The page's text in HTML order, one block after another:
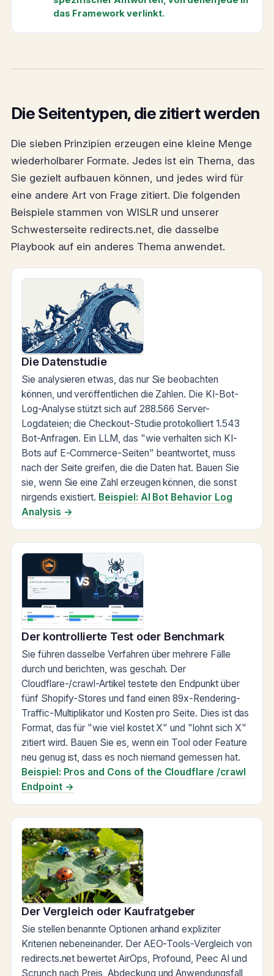
das Framework verlinkt.
Die Seitentypen, die zitiert werden
Die sieben Prinzipien erzeugen eine kleine Menge
wiederholbarer Formate. Jedes ist ein Thema, das
Sie gezielt aufbauen können, und jedes wird für
eine andere Art von Frage zitiert. Die folgenden
Beispiele stammen von WISLR und unserer
Schwesterseite redirects.net, die dasselbe
Playbook auf ein anderes Thema anwendet.
Die Datenstudie
Sie analysieren etwas, das nur Sie beobachten
können, und veröffentlichen die Zahlen. Die KI-Bot-
Log-Analyse stützt sich auf 288.566 Server-
Logdateien; die Checkout-Studie protokolliert 1.543
Bot-Anfragen. Ein LLM, das "wie verhalten sich KI-
Bots auf E-Commerce-Seiten" beantwortet, muss
nach der Seite greifen, die die Daten hat. Bauen Sie
sie, wenn Sie eine Zahl erzeugen können, die sonst
nirgends existiert. Beispiel: AI Bot Behavior Log
Analysis →
Der kontrollierte Test oder Benchmark
Sie führen dasselbe Verfahren über mehrere Fälle
durch und berichten, was geschah. Der
Cloudflare-/crawl-Artikel testete den Endpunkt über
fünf Shopify-Stores und fand einen 89x-Rendering-
Traffic-Multiplikator und Kosten pro Seite. Dies ist das
Format, das für "wie viel kostet X" und "lohnt sich X"
zitiert wird. Bauen Sie es, wenn ein Tool oder Feature
neu genug ist, dass es noch niemand gemessen hat.
Beispiel: Pros and Cons of the Cloudflare /crawl
Endpoint →
Der Vergleich oder Kaufratgeber
Sie stellen benannte Optionen anhand expliziter
Kriterien nebeneinander. Der AEO-Tools-Vergleich von
redirects.net bewertet AirOps, Profound, Peec AI und
Scrunch nach Preis, Abdeckung und Anwendungsfall,